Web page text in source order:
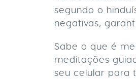
segundo o
negativas,
Sabe o que é
meditações
seu celular para